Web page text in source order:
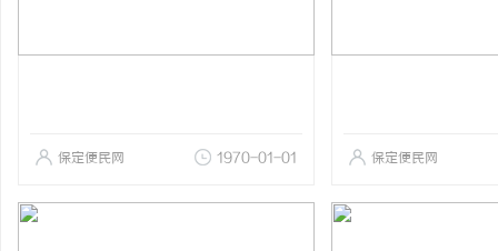
保定便民网 1970-01-01 保定便民网